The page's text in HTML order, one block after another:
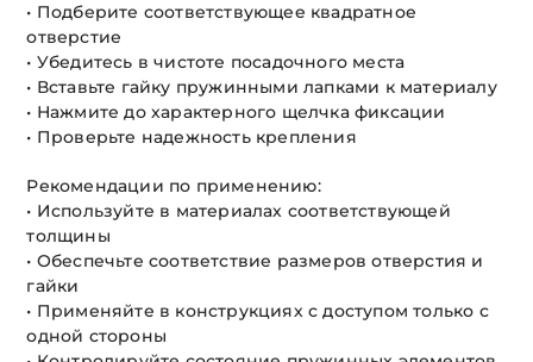
• Подберите соответствующее квадратное
отверстие
• Убедитесь в чистоте посадочного места
• Вставьте гайку пружинными лапками к материалу
• Нажмите до характерного щелчка фиксации
• Проверьте надежность крепления
Рекомендации по применению:
• Используйте в материалах соответствующей
толщины
• Обеспечьте соответствие размеров отверстия и
гайки
• Применяйте в конструкциях с доступом только с
одной стороны